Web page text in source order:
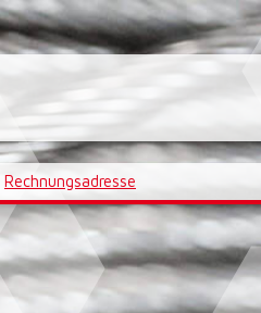
Rechnungsadresse